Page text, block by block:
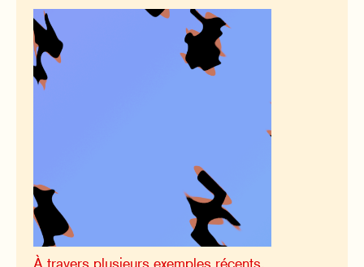
À travers plusieurs exemples récents,